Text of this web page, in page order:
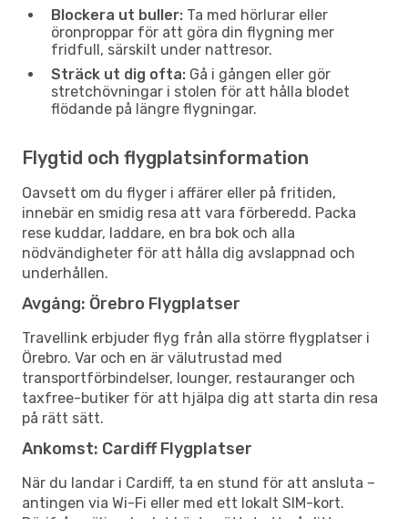
Blockera ut buller: Ta med hörlurar eller
öronproppar för att göra din flygning mer
fridfull, särskilt under nattresor.
Sträck ut dig ofta: Gå i gången eller gör
stretchövningar i stolen för att hålla blodet
flödande på längre flygningar.
Flygtid och flygplatsinformation
Oavsett om du flyger i affärer eller på fritiden,
innebär en smidig resa att vara förberedd. Packa
rese kuddar, laddare, en bra bok och alla
nödvändigheter för att hålla dig avslappnad och
underhållen.
Avgång: Örebro Flygplatser
Travellink erbjuder flyg från alla större flygplatser i
Örebro. Var och en är välutrustad med
transportförbindelser, lounger, restauranger och
taxfree-butiker för att hjälpa dig att starta din resa
på rätt sätt.
Ankomst: Cardiff Flygplatser
När du landar i Cardiff, ta en stund för att ansluta –
antingen via Wi-Fi eller med ett lokalt SIM-kort.